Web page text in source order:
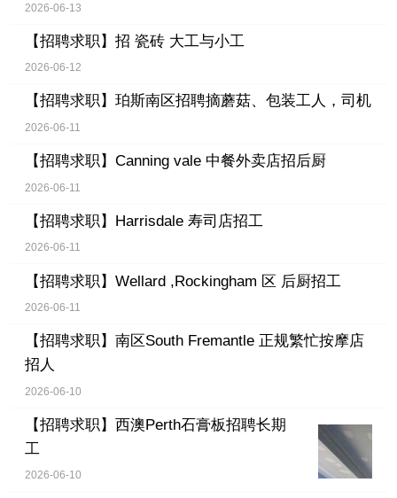
2026-06-13
【招聘求职】 招 瓷砖 大工与小工
2026-06-12
【招聘求职】 珀斯南区招聘摘蘑菇、包装工人，司机
2026-06-11
【招聘求职】 Canning vale 中餐外卖店招后厨
2026-06-11
【招聘求职】 Harrisdale 寿司店招工
2026-06-11
【招聘求职】 Wellard ,Rockingham 区 后厨招工
2026-06-11
【招聘求职】 南区South Fremantle 正规繁忙按摩店
招人
2026-06-10
【招聘求职】 西澳Perth石膏板招聘长期
工
2026-06-10